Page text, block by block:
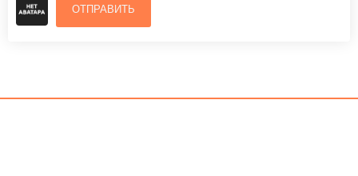
ОТПРАВИТЬ